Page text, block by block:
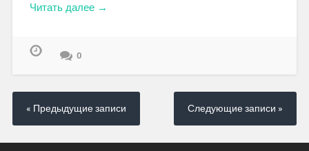
Читать далее →
0
« Предыдущие записи Следующие записи »